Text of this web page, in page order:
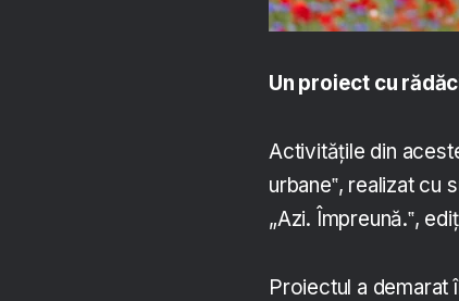
Un proiect cu
Activitățile din
urbane‟, realizat cu
„Azi. Împreună.‟,
Proiectul a demarat